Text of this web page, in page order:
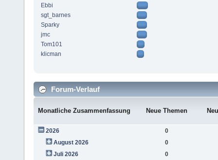
Ebbi
sgt_barnes
Sparky
jmc
Tom101
klicman
Forum-Verlauf
Monatliche Zusammenfassung Neue Themen
2026
0
August 2026
0
Juli 2026
0